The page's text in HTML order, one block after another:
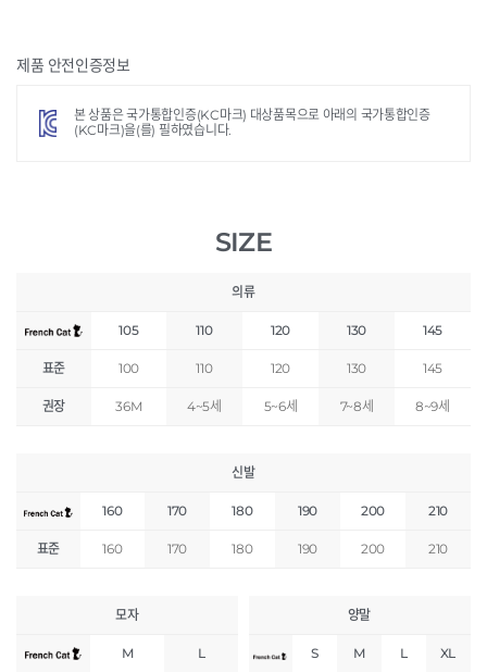
제품 안전인증정보
본 상품은 국가통합인증(KC마크) 대상품목으로 아래의 국가통합인증
(KC마크)을(를) 필하였습니다.
SIZE
의류
105 110 120 130 145
표준 100 110 120 130 145
권장 36M 4~5세 5~6세 7~8세 8~9세
신발
160 170 180 190 200 210
표준 160 170 180 190 200 210
모자
M L
양말
S M L XL